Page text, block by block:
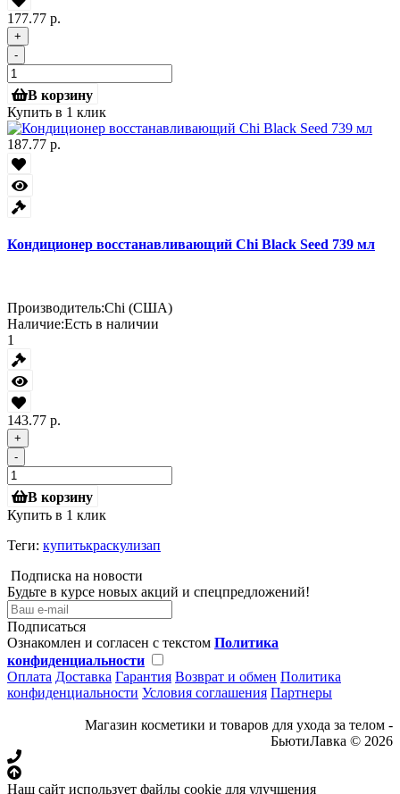
177.77 р.
+
-
В корзину
Купить в 1 клик
187.77 р.
Кондиционер восстанавливающий Chi Black Seed 739 мл
Производитель:Chi (США)
Наличие:Есть в наличии
1
143.77 р.
+
-
В корзину
Купить в 1 клик
Теги: купитькраскулизап
Подписка на новости
Будьте в курсе новых акций и спецпредложений!
Подписаться
Ознакомлен и согласен с текстом Политика
конфиденциальности
Оплата Доставка Гарантия Возврат и обмен Политика
конфиденциальности Условия соглашения Партнеры
Магазин косметики и товаров для ухода за телом -
БьютиЛавка © 2026
Наш сайт использует файлы cookie для улучшения